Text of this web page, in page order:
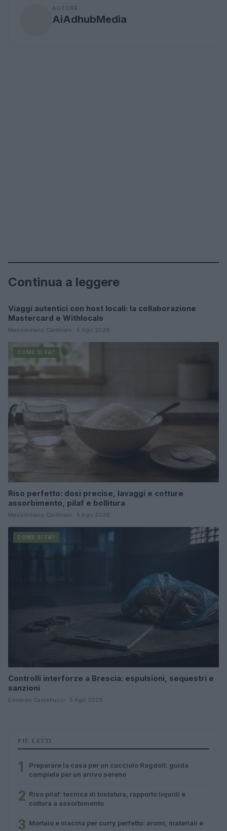
AUTORE
AiAdhubMedia
Continua a leggere
COME SI FA?
Viaggi autentici con host locali: la collaborazione
Mastercard e Withlocals
Massimiliano Cardinale · 5 Ago 2026
COME SI FA?
Riso perfetto: dosi precise, lavaggi e cotture
assorbimento, pilaf e bollitura
Massimiliano Cardinale · 5 Ago 2026
COME SI FA?
Controlli interforze a Brescia: espulsioni, sequestri e
sanzioni
Edoardo Castellucci · 5 Ago 2026
PIÙ LETTI
1
Preparare la casa per un cucciolo Ragdoll: guida
completa per un arrivo sereno
2 Riso pilaf: tecnica di tostatura, rapporto liquidi e
cottura a assorbimento
3 Mortaio e macina per curry perfetto: aromi, materiali e